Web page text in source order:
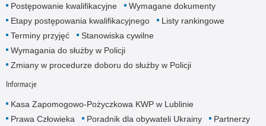
Postępowanie kwalifikacyjne
Wymagane dokumenty
Etapy postępowania kwalifikacyjnego
Listy rankingowe
Terminy przyjęć
Stanowiska cywilne
Wymagania do służby w Policji
Zmiany w procedurze doboru do służby w Policji
Informacje
Kasa Zapomogowo-Pożyczkowa KWP w Lublinie
Prawa Człowieka
Poradnik dla obywateli Ukrainy
Partnerzy